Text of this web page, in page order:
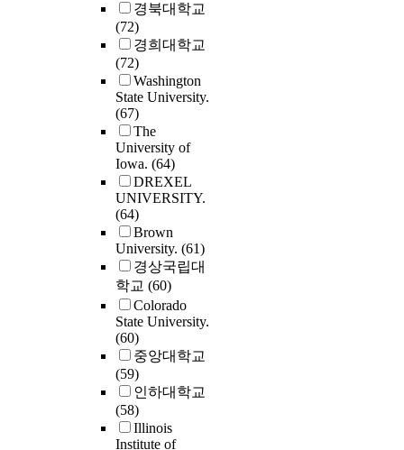
경북대학교
(72)
경희대학교
(72)
Washington
State University.
(67)
The
University of
Iowa. (64)
DREXEL
UNIVERSITY.
(64)
Brown
University. (61)
경상국립대
학교 (60)
Colorado
State University.
(60)
중앙대학교
(59)
인하대학교
(58)
Illinois
Institute of